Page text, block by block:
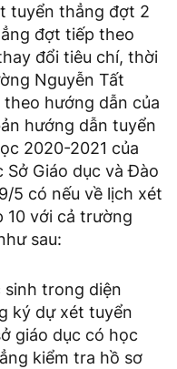
tuyển thẳng đợt 2
đợt tiếp theo
đổi tiêu chí, thời
Nguyễn Tất
hướng dẫn của
hướng dẫn tuyển
2020-2021 của
Sở Giáo dục và Đào
5 có nếu về lịch xét
10 với cả trường
sau:
sinh trong diện
ký dự xét tuyển
giáo dục có học
kiểm tra hồ sơ